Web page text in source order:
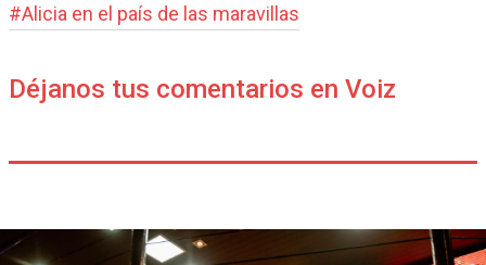
#Alicia en el país de las maravillas
Déjanos tus comentarios en Voiz